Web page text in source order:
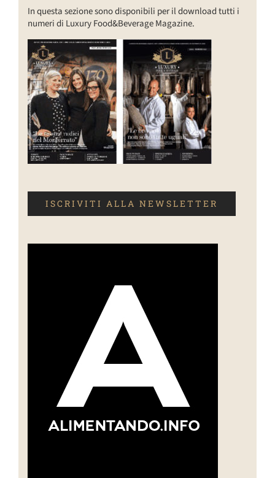
In questa sezione sono disponibili per il download tutti i
numeri di Luxury Food&Beverage Magazine.
ISCRIVITI ALLA NEWSLETTER